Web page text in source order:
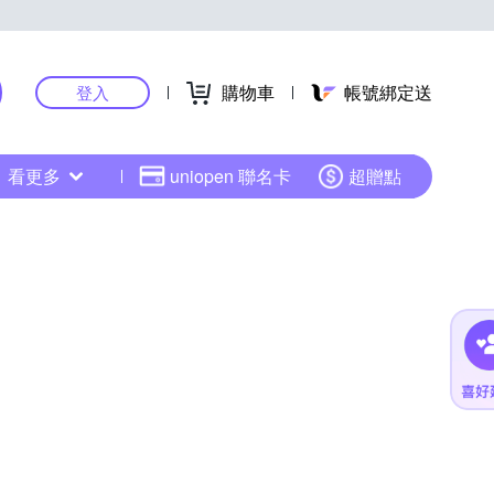
登入 購物車 帳號綁定送
看更多 uniopen 聯名卡 超贈點